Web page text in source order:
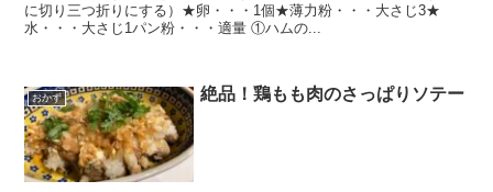
に切り三つ折りにする）★卵・・・1個★薄力粉・・・大さじ3★
水・・・大さじ1パン粉・・・適量 ①ハムの...
おかず 絶品！鶏もも肉のさっぱりソテー